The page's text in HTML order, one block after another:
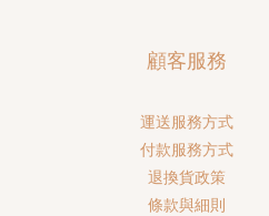
顧客服務
運送服務方式
付款服務方式
退換貨政策
條款與細則